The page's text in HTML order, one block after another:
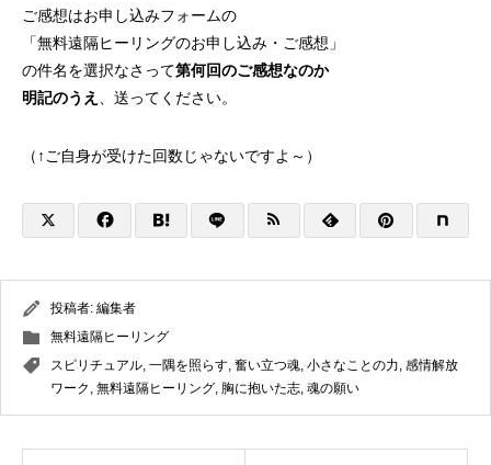
ご感想はお申し込みフォームの
「無料遠隔ヒーリングのお申し込み・ご感想」
の件名を選択なさって第何回のご感想なのか
明記のうえ
、送ってください。
（↑ご自身が受けた回数じゃないですよ～）
投稿者: 編集者
無料遠隔ヒーリング
スピリチュアル, 一隅を照らす, 奮い立つ魂, 小さなことの力, 感情解放
ワーク , 無料遠隔ヒーリング, 胸に抱いた志, 魂の願い